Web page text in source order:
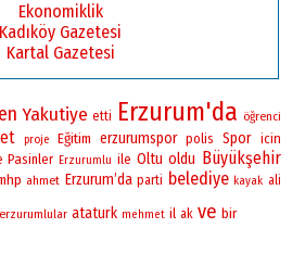
Ekonomiklik
Kadıköy Gazetesi
Kartal Gazetesi
Yakutiye etti Erzurum'da öğrenci
proje Eğitim erzurumspor polis Spor icin
Pasinler Erzurumlu ile Oltu oldu Büyükşehir
ahmet Erzurum’da parti belediye kayak ali
erzurumlular ataturk mehmet il ak ve bir